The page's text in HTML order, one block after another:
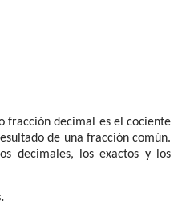
fracción decimal es el cociente
de una fracción común.
decimales, los exactos y los